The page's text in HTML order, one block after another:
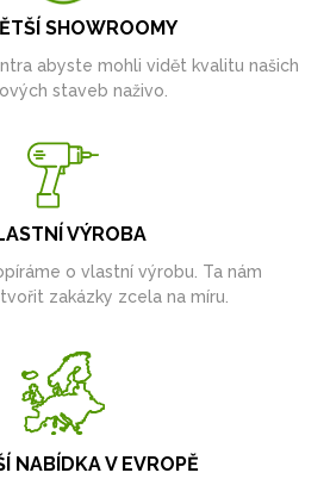
SHOWROOMY
abyste mohli vidět kvalitu našich
staveb naživo.
VÝROBA
o vlastní výrobu. Ta nám
zakázky zcela na míru.
NABÍDKA V EVROPĚ